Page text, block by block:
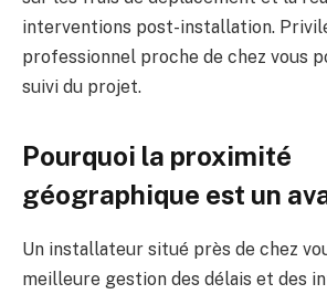
interventions post-installation.
professionnel proche de chez vous
suivi du projet.
Pourquoi la proximité
géographique est un
Un installateur situé près de chez
meilleure gestion des délais et des